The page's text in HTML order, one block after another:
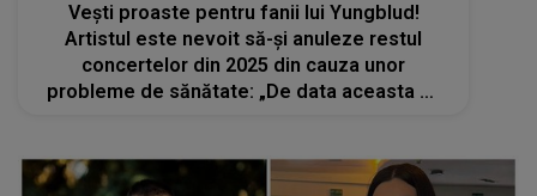
Vești proaste pentru fanii lui Yungblud!
Artistul este nevoit să-și anuleze restul
concertelor din 2025 din cauza unor
probleme de sănătate: „De data aceasta mi